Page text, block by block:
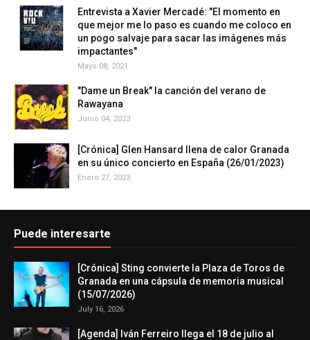
Entrevista a Xavier Mercadé: "El momento en
que mejor me lo paso es cuando me coloco en
un pogo salvaje para sacar las imágenes más
impactantes"
Mayo 08, 2021
"Dame un Break" la canción del verano de
Rawayana
Junio 04, 2023
[Crónica] Glen Hansard llena de calor Granada
en su único concierto en España (26/01/2023)
Enero 27, 2023
Puede interesarte
[Crónica] Sting convierte la Plaza de Toros de
Granada en una cápsula de memoria musical
(15/07/2026)
July 16, 2026
[Agenda] Iván Ferreiro llega el 18 de julio al